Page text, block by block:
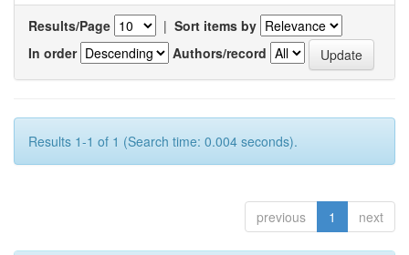
Results/Page | Sort items by
In order
Authors/record
Results 1-1 of 1 (Search time: 0.004 seconds).
previous 1 next